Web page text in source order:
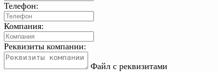
Телефон:
Компания:
Реквизиты компании:
Файл с реквизитами